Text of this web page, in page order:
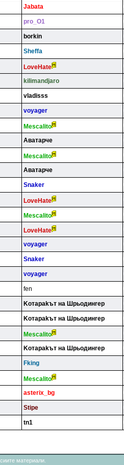
Jabata
pro_O1
borkin
Sheffa
LoveHate
kilimandjaro
vladisss
voyager
Mescalito
Aвaтapчe
Mescalito
Aвaтapчe
Snaker
LoveHate
Mescalito
LoveHate
voyager
Snaker
voyager
fen
Koтapakът нa Шpьoдинrep
Koтapakът нa Шpьoдинrep
Mescalito
Koтapakът нa Шpьoдинrep
Fking
Mescalito
asterix_bg
Stipe
tn1
материали.